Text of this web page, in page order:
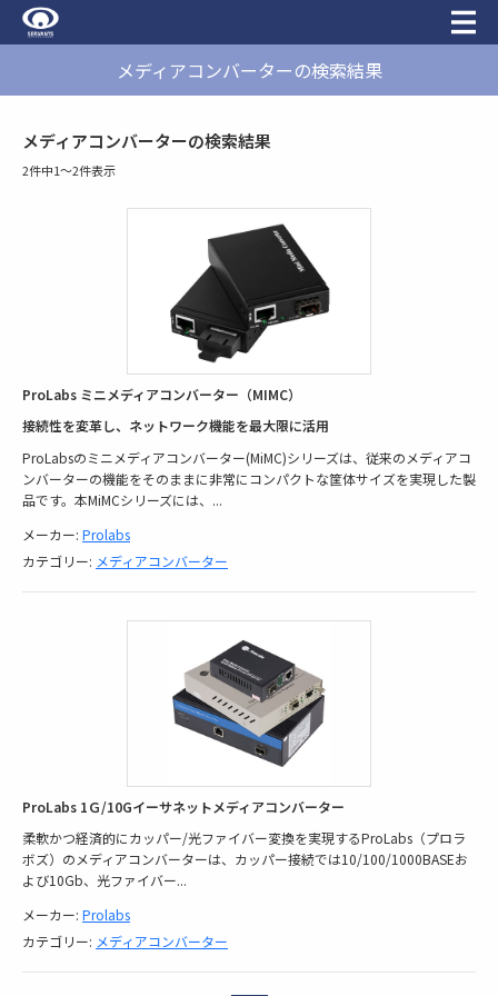
メディアコンバーターの検索結果
メディアコンバーターの検索結果
2件中1〜2件表示
ProLabs ミニメディアコンバーター（MIMC）
接続性を変革し、ネットワーク機能を最大限に活用
ProLabsのミニメディアコンバーター(MiMC)シリーズは、従来のメディアコ
ンバーターの機能をそのままに非常にコンパクトな筐体サイズを実現した製
品です。本MiMCシリーズには、 ...
メーカー: Prolabs
カテゴリー: メディアコンバーター
ProLabs 1Ｇ/10Gイーサネットメディアコンバーター
柔軟かつ経済的にカッパー/光ファイバー変換を実現するProLabs（プロラ
ボズ）のメディアコンバーターは、カッパー接続では10/100/1000BASEお
よび10Gb、光ファイバー...
メーカー: Prolabs
カテゴリー: メディアコンバーター